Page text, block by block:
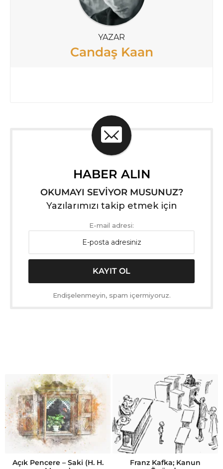
YAZAR
Candaş Kaan
HABER ALIN
OKUMAYI SEVİYOR MUSUNUZ?
Yazılarımızı takip etmek için
E-mail adresi:
Endişelenmeyin, spam içermiyoruz.
Açık Pencere – Saki (H. H.
Franz Kafka; Kanun